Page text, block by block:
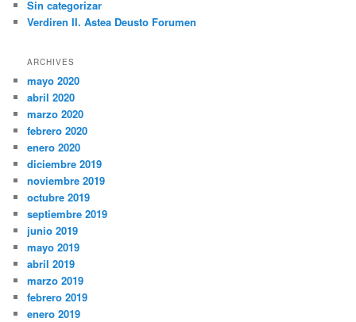
Sin categorizar
Verdiren II. Astea Deusto Forumen
ARCHIVES
mayo 2020
abril 2020
marzo 2020
febrero 2020
enero 2020
diciembre 2019
noviembre 2019
octubre 2019
septiembre 2019
junio 2019
mayo 2019
abril 2019
marzo 2019
febrero 2019
enero 2019